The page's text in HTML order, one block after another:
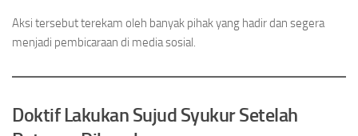
Aksi tersebut terekam oleh banyak pihak yang hadir dan segera
menjadi pembicaraan di media sosial.
Doktif Lakukan Sujud Syukur Setelah